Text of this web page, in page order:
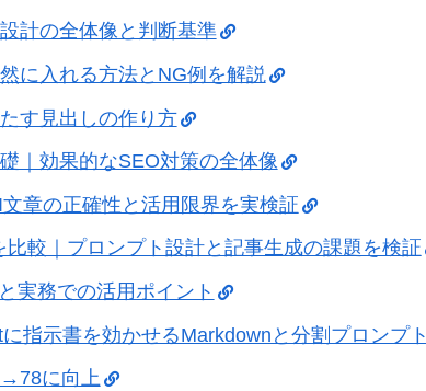
計の全体像と判断基準
に入れる方法とNG例を解説
す見出しの作り方
｜効果的なSEO対策の全体像
章の正確性と活用限界を実検証
較｜プロンプト設計と記事生成の課題を検証
実務での活用ポイント
指示書を効かせるMarkdownと分割プロンプト
に向上